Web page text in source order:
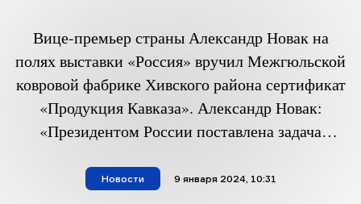
Вице-премьер страны Александр Новак на
полях выставки «Россия» вручил Межгюльской
ковровой фабрике Хивского района сертификат
«Продукция Кавказа». Александр Новак:
«Президентом России поставлена задача
внутреннем рынке и такие проекты, как
Новости материал опубликован
9 января 2024, 10:31